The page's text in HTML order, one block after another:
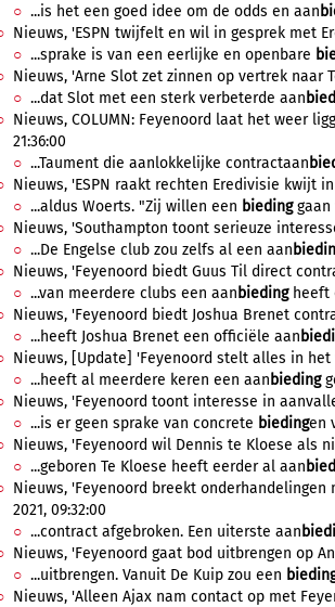
...is het een goed idee om de odds en aan
Nieuws, 'ESPN twijfelt en wil in gesprek met
...sprake is van een eerlijke en openbare
Nieuws, 'Arne Slot zet zinnen op vertrek naar
...dat Slot met een sterk verbeterde aan
Nieuws, COLUMN: Feyenoord laat het weer
21:36:00
...Taument die aanlokkelijke contractaan
Nieuws, 'ESPN raakt rechten Eredivisie kwijt in
...aldus Woerts. "Zij willen een biedinggaan
Nieuws, 'Southampton toont serieuze
...De Engelse club zou zelfs al een aan
Nieuws, 'Feyenoord biedt Guus Til direct
...van meerdere clubs een aan biedingheeft
Nieuws, 'Feyenoord biedt Joshua Brenet
...heeft Joshua Brenet een officiële aan
Nieuws, [Update] 'Feyenoord stelt alles in het
...heeft al meerdere keren een aan bieding
Nieuws, 'Feyenoord toont interesse in
...is er geen sprake van concrete biedingen
Nieuws, 'Feyenoord wil Dennis te Kloese als
...geboren Te Kloese heeft eerder al aan
Nieuws, 'Feyenoord breekt
2021, 09:32:00
...contract afgebroken. Een uiterste aan
Nieuws, 'Feyenoord gaat bod uitbrengen op
...uitbrengen. Vanuit De Kuip zou een
Nieuws, 'Alleen Ajax nam contact op met